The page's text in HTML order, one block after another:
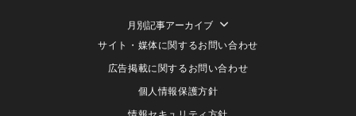
月別記事アーカイブ
サイト・媒体に関するお問い合わせ
広告掲載に関するお問い合わせ
個人情報保護方針